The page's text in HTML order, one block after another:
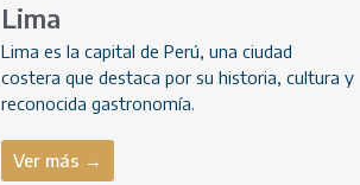
Lima
Lima es la capital de Perú, una ciudad
costera que destaca por su historia, cultura y
reconocida gastronomía.
Ver más →